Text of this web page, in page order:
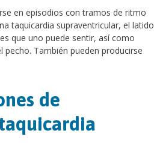
en episodios con tramos de ritmo
taquicardia supraventricular, el latido
que uno puede sentir, así como
pecho. También pueden producirse
de